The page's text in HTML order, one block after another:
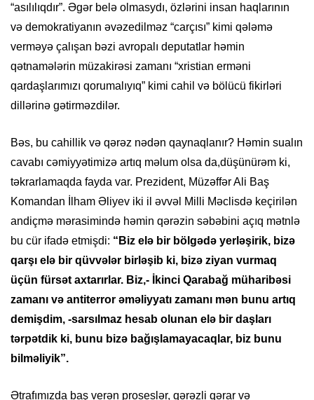
“asılılıqdır”. Əgər belə olmasydı, özlərini insan haqlarının
və demokratiyanın əvəzedilməz “carçısı” kimi qələmə
verməyə çalışan bəzi avropalı deputatlar həmin
qətnamələrin müzakirəsi zamanı “xristian erməni
qardaşlarımızı qorumalıyıq” kimi cahil və bölücü fikirləri
dillərinə gətirməzdilər.
Bəs, bu cahillik və qərəz nədən qaynaqlanır? Həmin sualın
cavabı cəmiyyətimizə artıq məlum olsa da,düşünürəm ki,
təkrarlamaqda fayda var. Prezident, Müzəffər Ali Baş
Komandan İlham Əliyev iki il əvvəl Milli Məclisdə keçirilən
andiçmə mərasimində həmin qərəzin səbəbini açıq mətnlə
bu cür ifadə etmişdi: “Biz elə bir bölgədə yerləşirik, bizə
qarşı elə bir qüvvələr birləşib ki, bizə ziyan vurmaq
üçün fürsət axtarırlar. Biz,- İkinci Qarabağ müharibəsi
zamanı və antiterror əməliyyatı zamanı mən bunu artıq
demişdim, -sarsılmaz hesab olunan elə bir daşları
tərpətdik ki, bunu bizə bağışlamayacaqlar, biz bunu
bilməliyik”.
Ətrafımızda baş verən proseslər, qərəzli qərar və